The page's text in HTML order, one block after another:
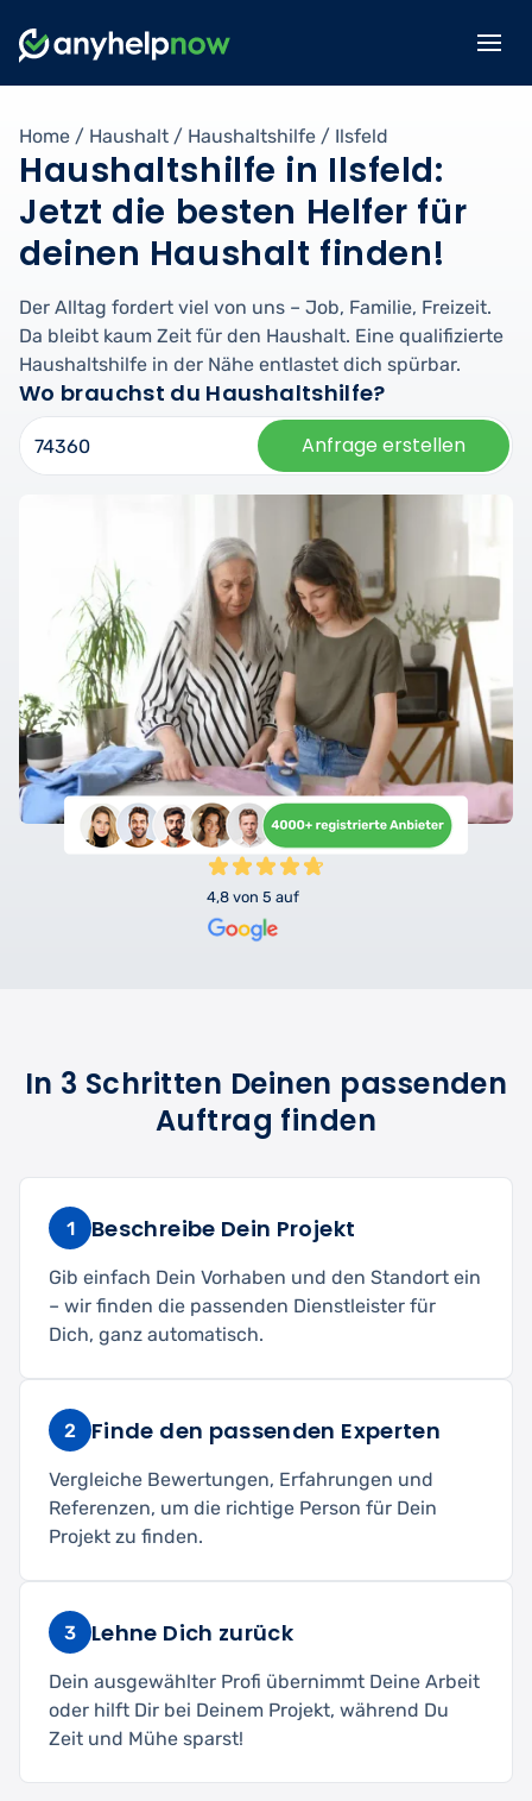
Home / Haushalt / Haushaltshilfe / Ilsfeld
Haushaltshilfe in Ilsfeld:
Jetzt die besten Helfer für
deinen Haushalt finden!
Der Alltag fordert viel von uns – Job, Familie, Freizeit.
Da bleibt kaum Zeit für den Haushalt. Eine qualifizierte
Haushaltshilfe in der Nähe entlastet dich spürbar.
Wo brauchst du Haushaltshilfe?
Anfrage erstellen
4,8 von 5 auf
In 3 Schritten Deinen passenden
Auftrag finden
1 Beschreibe Dein Projekt
Gib einfach Dein Vorhaben und den Standort ein
– wir finden die passenden Dienstleister für
Dich, ganz automatisch.
2 Finde den passenden Experten
Vergleiche Bewertungen, Erfahrungen und
Referenzen, um die richtige Person für Dein
Projekt zu finden.
3 Lehne Dich zurück
Dein ausgewählter Profi übernimmt Deine Arbeit
oder hilft Dir bei Deinem Projekt, während Du
Zeit und Mühe sparst!